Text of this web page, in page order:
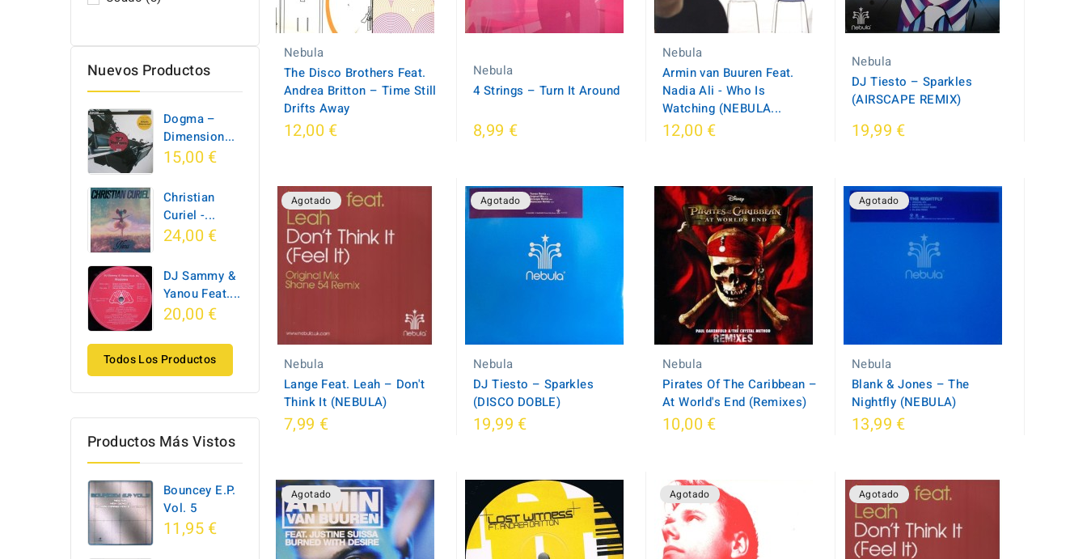
Nuevos Productos
Dogma –
Dimension...
15,00 €
Christian
Curiel -...
24,00 €
DJ Sammy &
Yanou Feat....
20,00 €
Todos Los Productos
Productos Más Vistos
Bouncey E.P.
Vol. 5
11,95 €
Nebula
The Disco Brothers Feat.
Andrea Britton – Time Still
Drifts Away
12,00 €
Nebula
4 Strings ‎– Turn It Around
8,99 €
Nebula
Armin van Buuren Feat.
Nadia Ali - Who Is
Watching (NEBULA...
12,00 €
Nebula
DJ Tiesto – Sparkles
(AIRSCAPE REMIX)
19,99 €
Agotado
Nebula
Lange Feat. Leah ‎– Don't
Think It (NEBULA)
7,99 €
Agotado
Nebula
DJ Tiesto ‎– Sparkles
(DISCO DOBLE)
19,99 €
Nebula
Pirates Of The Caribbean ‎–
At World's End (Remixes)
10,00 €
Agotado
Nebula
Blank & Jones ‎– The
Nightfly (NEBULA)
13,99 €
Agotado Agotado Agotado